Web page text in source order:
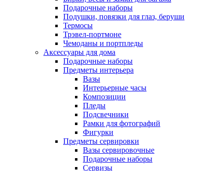
Подарочные наборы
Подушки, повязки для глаз, беруши
Термосы
Трэвел-портмоне
Чемоданы и портпледы
Аксессуары для дома
Подарочные наборы
Предметы интерьера
Вазы
Интерьерные часы
Композиции
Пледы
Подсвечники
Рамки для фотографий
Фигурки
Предметы сервировки
Вазы сервировочные
Подарочные наборы
Сервизы